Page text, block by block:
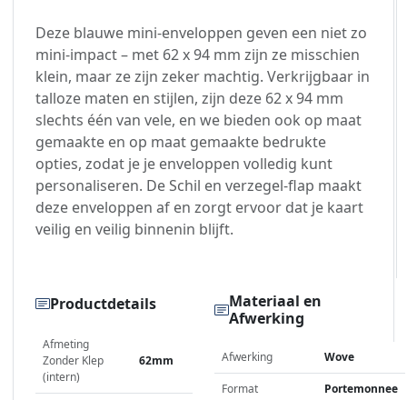
Deze blauwe mini-enveloppen geven een niet zo
mini-impact – met 62 x 94 mm zijn ze misschien
klein, maar ze zijn zeker machtig. Verkrijgbaar in
talloze maten en stijlen, zijn deze 62 x 94 mm
slechts één van vele, en we bieden ook op maat
gemaakte en op maat gemaakte bedrukte
opties, zodat je je enveloppen volledig kunt
personaliseren. De Schil en verzegel-flap maakt
deze enveloppen af en zorgt ervoor dat je kaart
veilig en veilig binnenin blijft.
Productdetails
Afmeting
Zonder Klep
(intern)
62mm
Materiaal en
Afwerking
Afwerking Wove
Format Portemonnee